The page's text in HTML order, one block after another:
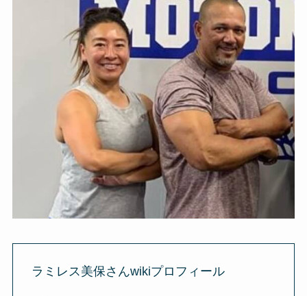
ラミレス美保さんwikiプロフィール